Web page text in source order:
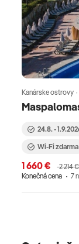
Kanárske ostrovy
24.8. -
Wi-Fi zdarma
1 660 €
2 214 €
Konečná cena
7